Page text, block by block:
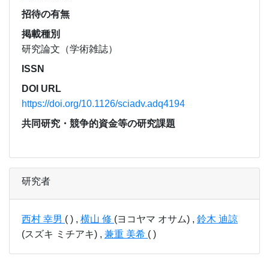
招待の有無
掲載種別
研究論文（学術雑誌）
ISSN
DOI URL
https://doi.org/10.1126/sciadv.adq4194
共同研究・競争的資金等の研究課題
研究者
西村 幸男 ( ) , 横山 修 (ヨコヤマ オサム) , 鈴木 迪諒
(スズキ ミチアキ) , 兼重 美希 ( )